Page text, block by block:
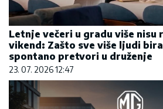
Letnje večeri u gradu više nisu
vikend: Zašto sve više ljudi
spontano pretvori u druženje
23. 07. 2026 12:47